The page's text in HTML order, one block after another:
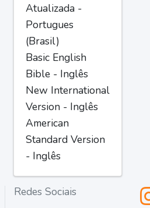
Atualizada -
Portugues
(Brasil)
Basic English
Bible - Inglês
New International
Version - Inglês
American
Standard Version
- Inglês
Redes Sociais